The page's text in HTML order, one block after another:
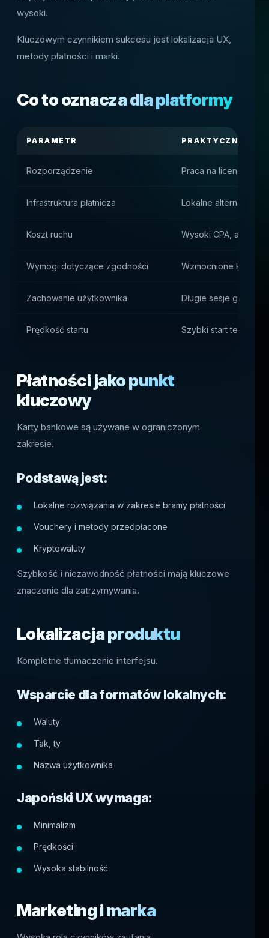
wysoki.
Kluczowym czynnikiem sukcesu jest lokalizacja UX,
metody płatności i marki.
Co to oznacza dla platformy
PARAMETR PRAKTYCZNY
Rozporządzenie Praca na licencji
Infrastruktura płatnicza Lokalne alternatywne
Koszt ruchu Wysoki CPA, ale
Wymogi dotyczące zgodności Wzmocnione KYC i
Zachowanie użytkownika Długie sesje gier i
Prędkość startu Szybki start
Płatności jako punkt
kluczowy
Karty bankowe są używane w ograniczonym
zakresie.
Podstawą jest:
Lokalne rozwiązania w zakresie bramy płatności
Vouchery i metody przedpłacone
Kryptowaluty
Szybkość i niezawodność płatności mają kluczowe
znaczenie dla zatrzymywania.
Lokalizacja produktu
Kompletne tłumaczenie interfejsu.
Wsparcie dla formatów lokalnych:
Waluty
Tak, ty
Nazwa użytkownika
Japoński UX wymaga:
Minimalizm
Prędkości
Wysoka stabilność
Marketing i marka